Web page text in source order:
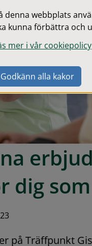
dig
på Träffpunkt
denna webbplats
kunna förbättra och
mer i vår cookiepolicy
Godkänn alla kakor